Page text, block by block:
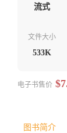
流式
文件大小
533K
电子书售价
图书简介